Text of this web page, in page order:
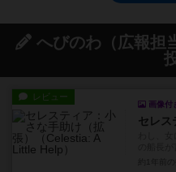
へびのわ（広報担
レビュー
画像付
セレス